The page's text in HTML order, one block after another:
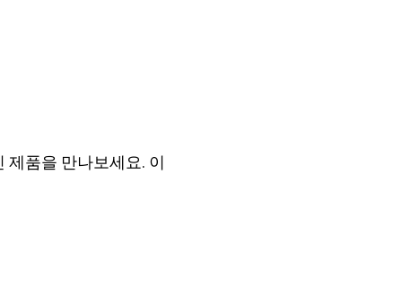
품을 만나보세요. 이